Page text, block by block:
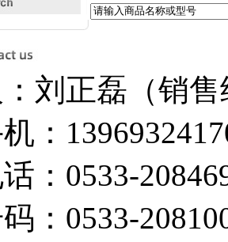
刘正磊（销
：
： 0533-
： 0533-